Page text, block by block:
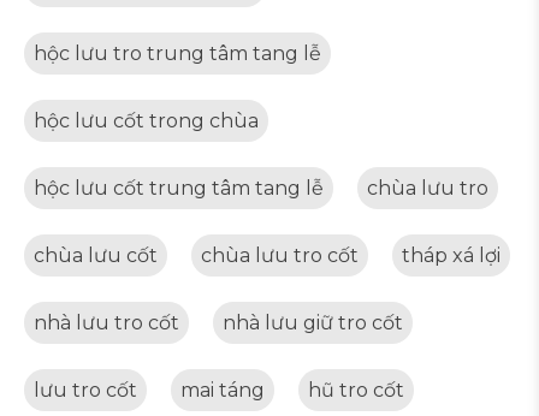
hộc lưu tro trung tâm tang lễ
hộc lưu cốt trong chùa
hộc lưu cốt trung tâm tang lễ chùa lưu tro
chùa lưu cốt chùa lưu tro cốt tháp xá lợi
nhà lưu tro cốt nhà lưu giữ tro cốt
lưu tro cốt mai táng hũ tro cốt